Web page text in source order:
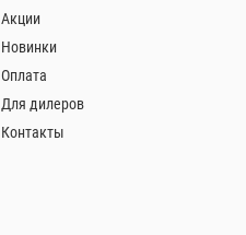
Акции
Новинки
Оплата
Для дилеров
Контакты